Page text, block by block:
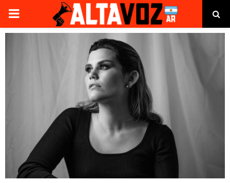
PRIMARY